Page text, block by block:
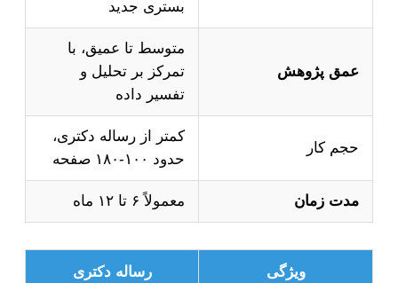
بستری جدید
عمق پژوهش
متوسط تا عمیق، با
تمرکز بر تحلیل و
تفسیر داده
حجم کار
کمتر از رساله دکتری،
حدود ۱۰۰-۱۸۰ صفحه
مدت زمان معمولاً ۶ تا ۱۲ ماه
ویژگی رساله دکتری